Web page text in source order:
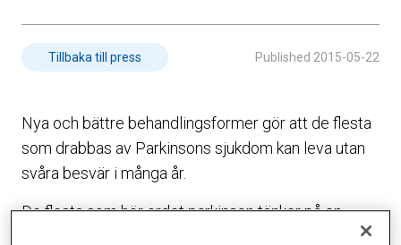
Tillbaka till press Published 2015-05-22
Nya och bättre behandlingsformer gör att de flesta
som drabbas av Parkinsons sjukdom kan leva utan
svåra besvär i många år.
De flesta som hör ordet parkinson tänker på en